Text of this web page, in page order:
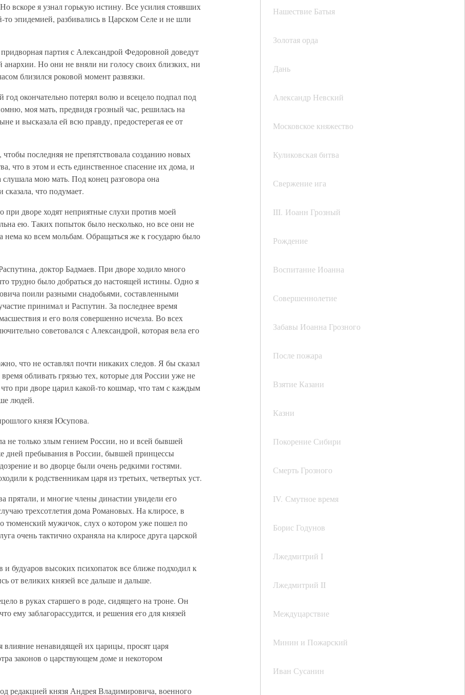
Нашествие Батыя
Золотая орда
Дань
Александр Невский
Московское княжество
Куликовская битва
Свержение ига
III. Иоанн Грозный
Рождение
Воспитание Иоанна
Совершеннолетие
Забавы Иоанна Грозного
После пожара
Взятие Казани
Казни
Покорение Сибири
Смерть Грозного
IV. Смутное время
Борис Годунов
Лжедмитрий I
Лжедмитрий II
Междуцарствие
Минин и Пожарский
Иван Сусанин
вскоре я узнал горькую истину. Все усилия стоявших
то эпидемией, разбивались в Царском Селе и не шли
партия с Александрой Федоровной доведут
Но они не вняли ни голосу своих близких, ни
близился роковой момент развязки.
окончательно потерял волю и всецело подпал под
моя мать, предвидя грозный час, решилась на
и высказала ей всю правду, предостерегая ее от
последняя не препятствовала созданию новых
что в этом и есть единственное спасение их дома, и
мою мать. Под конец разговора она
что подумает.
при дворе ходят неприятные слухи против моей
ею. Таких попыток было несколько, но все они не
нема ко всем мольбам. Обращаться же к государю было
доктор Бадмаев. При дворе ходило много
трудно было добраться до настоящей истины. Одно я
поили разными снадобьями, составленными
принимал и Распутин. За последнее время
и его воля совершенно исчезла. Во всех
советовался с Александрой, которая вела его
что не оставлял почти никаких следов. Я бы сказал
обливать грязью тех, которые для России уже не
при дворе царил какой-то кошмар, что там с каждым
людей.
князя Юсупова.
не только злым гением России, но и всей бывшей
дней пребывания в России, бывшей принцессы
и во дворце были очень редкими гостями.
к родственникам царя из третьих, четвертых уст.
прятали, и многие члены династии увидели его
трехсотлетия дома Романовых. На клиросе, в
тюменский мужичок, слух о котором уже пошел по
очень тактично охраняла на клиросе друга царской
и будуаров высоких психопаток все ближе подходил к
от великих князей все дальше и дальше.
в руках старшего в роде, сидящего на троне. Он
ему заблагорассудится, и решения его для князей
влияние ненавидящей их царицы, просят царя
законов о царствующем доме и некотором
редакцией князя Андрея Владимировича, военного